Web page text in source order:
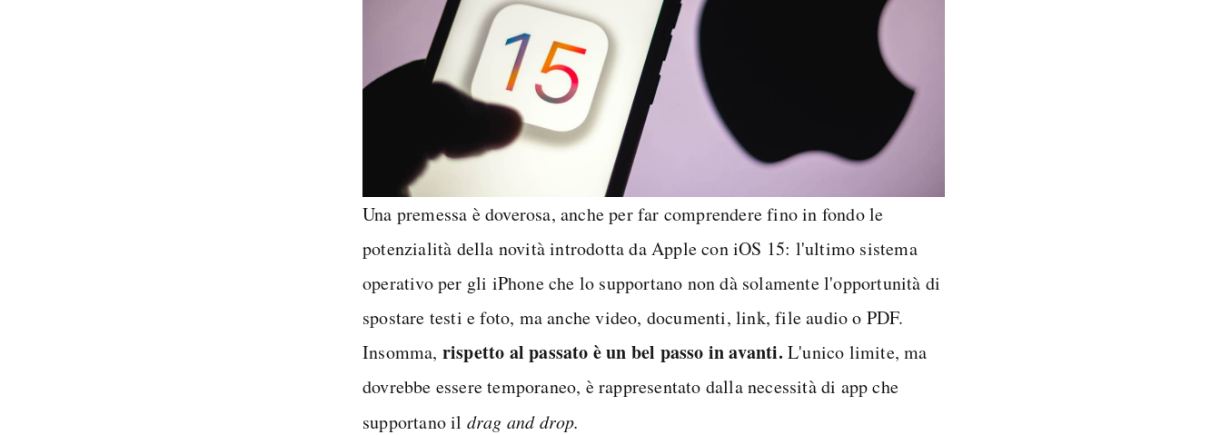
Una premessa è doverosa, anche per far comprendere fino in fondo le
potenzialità della novità introdotta da Apple con iOS 15: l'ultimo sistema
operativo per gli iPhone che lo supportano non dà solamente l'opportunità di
spostare testi e foto, ma anche video, documenti, link, file audio o PDF.
Insomma, rispetto al passato è un bel passo in avanti.L'unico limite, ma
dovrebbe essere temporaneo, è rappresentato dalla necessità di app che
supportano il drag and drop.